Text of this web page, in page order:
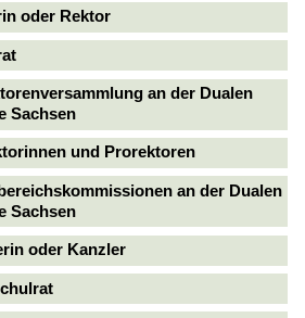
oder Rektor
an der Dualen
Sachsen
und Prorektoren
an der Dualen
Sachsen
oder Kanzler